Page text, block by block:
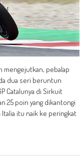
mengejutkan, pebalap
dua seri beruntun
Catalunya di Sirkuit
25 poin yang dikantongi
itu naik ke peringkat